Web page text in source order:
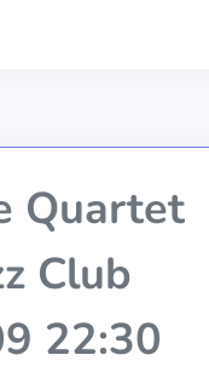
Quartet
Club
22:30